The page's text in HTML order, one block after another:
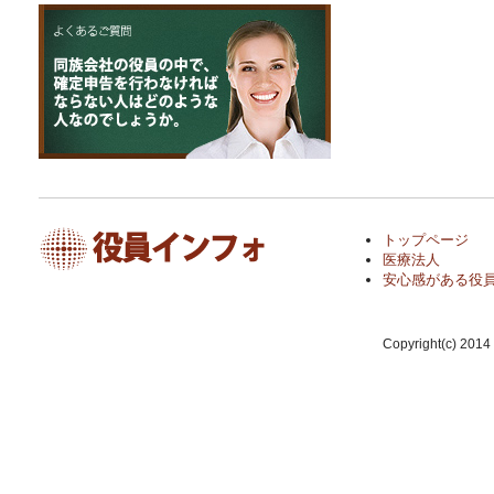
トップページ
医療法人
安心感がある役
Copyright(c) 2014